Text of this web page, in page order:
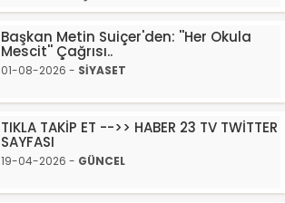
Başkan Metin Suiçer'den: ''Her Okula
Mescit'' Çağrısı..
01-08-2026 - SİYASET
TIKLA TAKİP ET -->> HABER 23 TV TWİTTER
SAYFASI
19-04-2026 - GÜNCEL